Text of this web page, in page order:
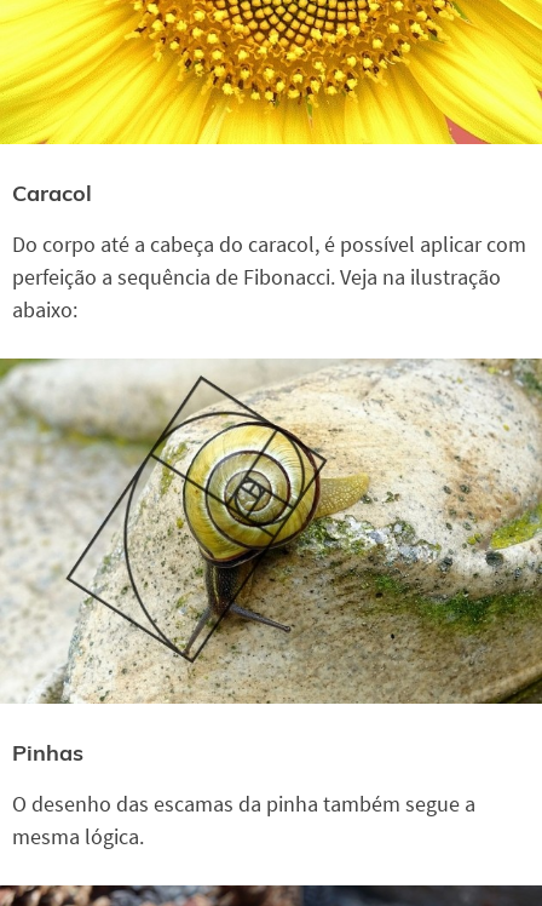
Caracol
Do corpo até a cabeça do caracol, é possível aplicar com
perfeição a sequência de Fibonacci. Veja na ilustração
abaixo:
Pinhas
O desenho das escamas da pinha também segue a
mesma lógica.